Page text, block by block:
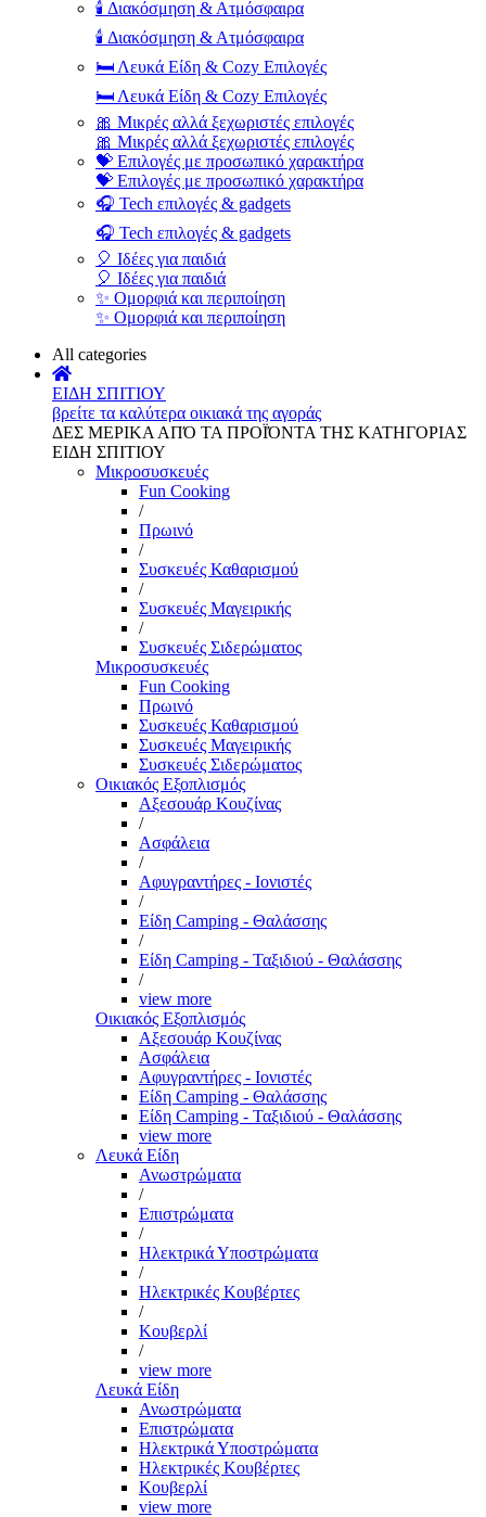
🕯️ Διακόσμηση & Ατμόσφαιρα
🕯️ Διακόσμηση & Ατμόσφαιρα
🛏️ Λευκά Είδη & Cozy Επιλογές
🛏️ Λευκά Είδη & Cozy Επιλογές
🎀 Μικρές αλλά ξεχωριστές επιλογές
🎀 Μικρές αλλά ξεχωριστές επιλογές
💝 Επιλογές με προσωπικό χαρακτήρα
💝 Επιλογές με προσωπικό χαρακτήρα
🎧 Tech επιλογές & gadgets
🎧 Tech επιλογές & gadgets
🎈 Ιδέες για παιδιά
🎈 Ιδέες για παιδιά
✨ Ομορφιά και περιποίηση
✨ Ομορφιά και περιποίηση
All categories
ΕΙΔΗ ΣΠΙΤΙΟΥ
βρείτε τα καλύτερα οικιακά της αγοράς
ΔΕΣ ΜΕΡΙΚΑ ΑΠΌ ΤΑ ΠΡΟΪΌΝΤΑ ΤΗΣ ΚΑΤΗΓΟΡΙΑΣ
ΕΙΔΗ ΣΠΙΤΙΟΥ
Μικροσυσκευές
Fun Cooking
/
Πρωινό
/
Συσκευές Καθαρισμού
/
Συσκευές Μαγειρικής
/
Συσκευές Σιδερώματος
Μικροσυσκευές
Fun Cooking
Πρωινό
Συσκευές Καθαρισμού
Συσκευές Μαγειρικής
Συσκευές Σιδερώματος
Οικιακός Εξοπλισμός
Αξεσουάρ Κουζίνας
/
Ασφάλεια
/
Αφυγραντήρες - Ιονιστές
/
Είδη Camping - Θαλάσσης
/
Είδη Camping - Ταξιδιού - Θαλάσσης
/
view more
Οικιακός Εξοπλισμός
Αξεσουάρ Κουζίνας
Ασφάλεια
Αφυγραντήρες - Ιονιστές
Είδη Camping - Θαλάσσης
Είδη Camping - Ταξιδιού - Θαλάσσης
view more
Λευκά Είδη
Ανωστρώματα
/
Επιστρώματα
/
Ηλεκτρικά Υποστρώματα
/
Ηλεκτρικές Κουβέρτες
/
Κουβερλί
/
view more
Λευκά Είδη
Ανωστρώματα
Επιστρώματα
Ηλεκτρικά Υποστρώματα
Ηλεκτρικές Κουβέρτες
Κουβερλί
view more